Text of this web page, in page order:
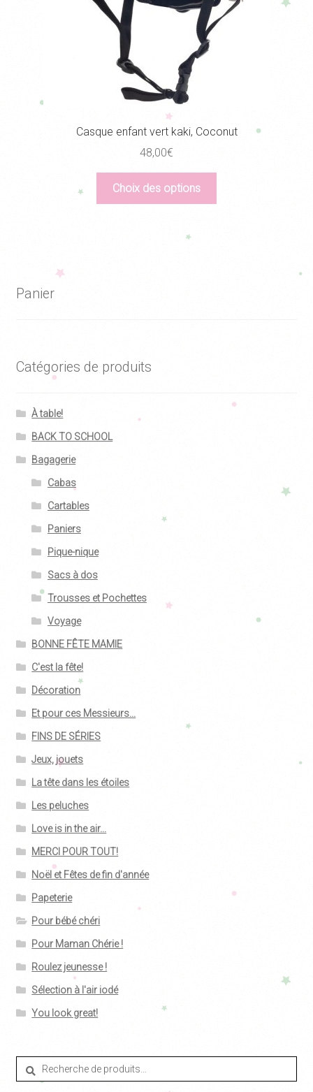
Casque enfant vert kaki, Coconut
48,00€
Choix des options
Panier
Catégories de produits
À table!
BACK TO SCHOOL
Bagagerie
Cabas
Cartables
Paniers
Pique-nique
Sacs à dos
Trousses et Pochettes
Voyage
BONNE FÊTE MAMIE
C'est la fête!
Décoration
Et pour ces Messieurs...
FINS DE SÉRIES
Jeux, jouets
La tête dans les étoiles
Les peluches
Love is in the air...
MERCI POUR TOUT!
Noël et Fêtes de fin d'année
Papeterie
Pour bébé chéri
Pour Maman Chérie !
Roulez jeunesse !
Sélection à l'air iodé
You look great!
Recherche
pour :
Recherche